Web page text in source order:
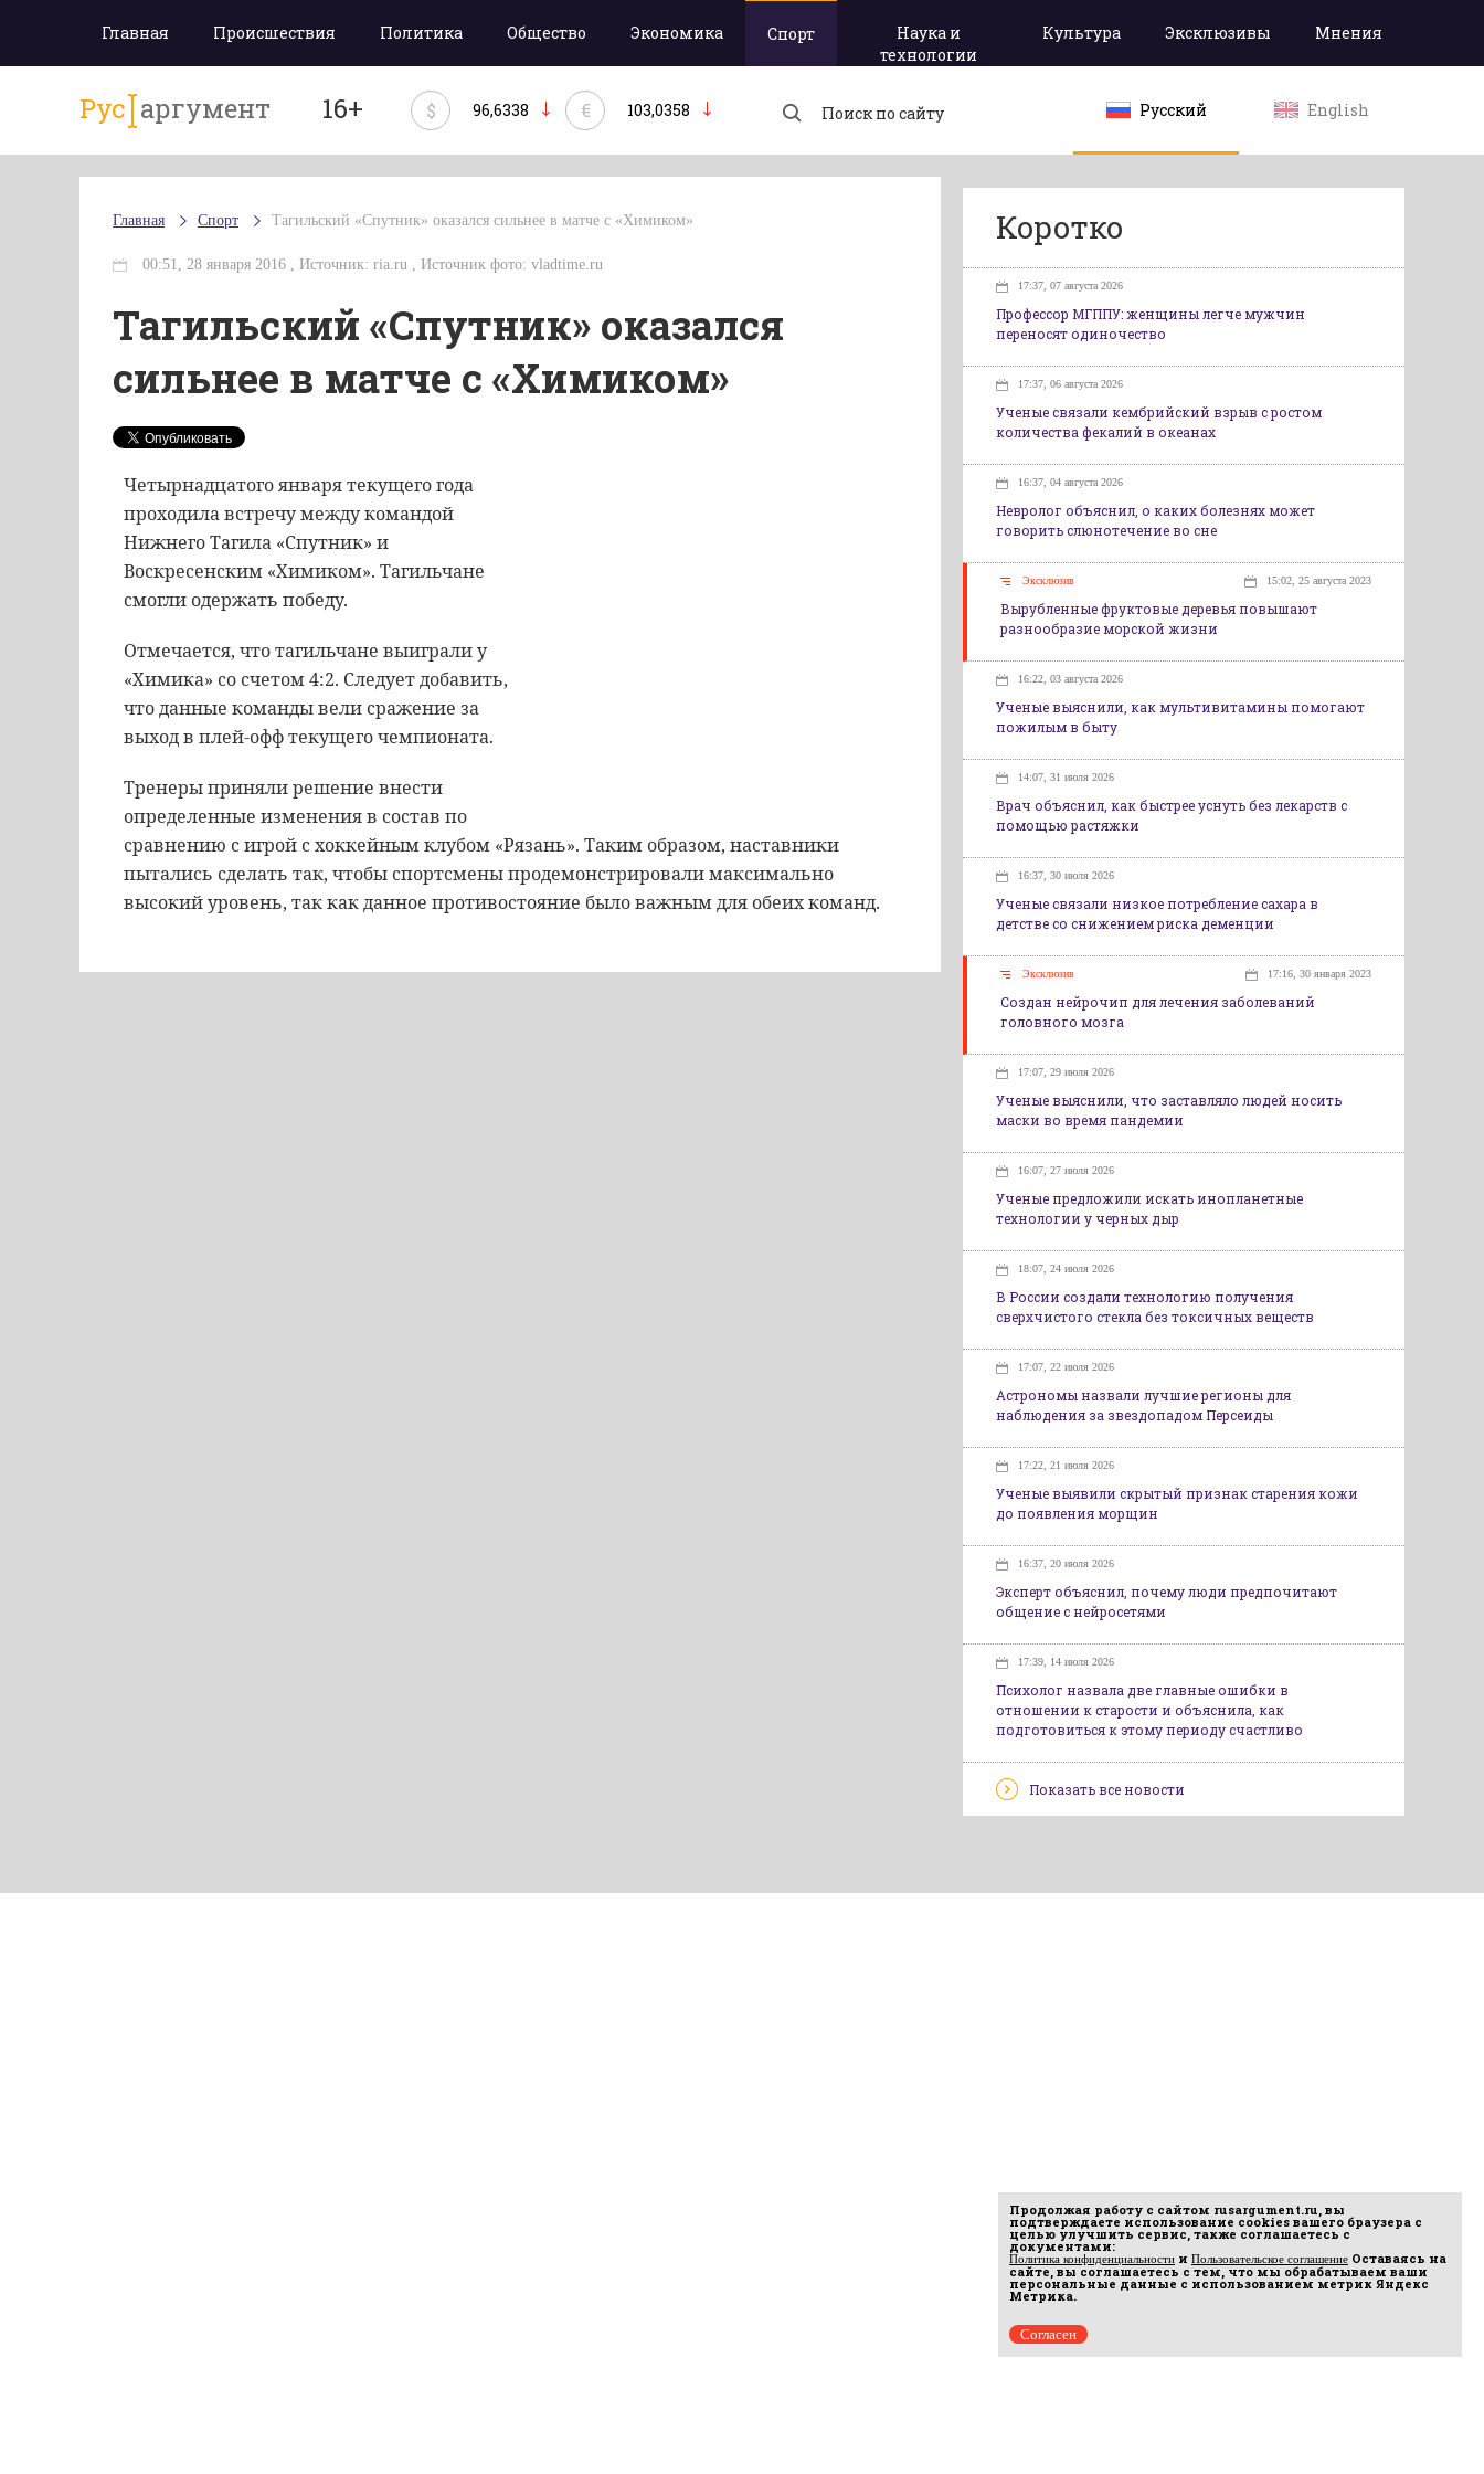
Главная Происшествия Политика Общество Экономика Спорт
Наука и
технологии
Культура Эксклюзивы Мнения
Рус аргумент 16+ $ 96,6338 € 103,0358 Русский English
Главная Спорт Тагильский «Спутник» оказался сильнее в матче с «Химиком»
00:51, 28 января 2016 , Источник: ria.ru , Источник фото: vladtime.ru
Тагильский «Спутник» оказался
сильнее в матче с «Химиком»
Четырнадцатого января текущего года
проходила встречу между командой
Нижнего Тагила «Спутник» и
Воскресенским «Химиком». Тагильчане
смогли одержать победу.
Отмечается, что тагильчане выиграли у
«Химика» со счетом 4:2. Следует добавить,
что данные команды вели сражение за
выход в плей-офф текущего чемпионата.
Тренеры приняли решение внести
определенные изменения в состав по
сравнению с игрой с хоккейным клубом «Рязань». Таким образом, наставники
пытались сделать так, чтобы спортсмены продемонстрировали максимально
высокий уровень, так как данное противостояние было важным для обеих команд.
Коротко
17:37, 07 августа 2026
Профессор МГППУ: женщины легче мужчин
переносят одиночество
17:37, 06 августа 2026
Ученые связали кембрийский взрыв с ростом
количества фекалий в океанах
16:37, 04 августа 2026
Невролог объяснил, о каких болезнях может
говорить слюнотечение во сне
Эксклюзив 15:02, 25 августа 2023
Вырубленные фруктовые деревья повышают
разнообразие морской жизни
16:22, 03 августа 2026
Ученые выяснили, как мультивитамины помогают
пожилым в быту
14:07, 31 июля 2026
Врач объяснил, как быстрее уснуть без лекарств с
помощью растяжки
16:37, 30 июля 2026
Ученые связали низкое потребление сахара в
детстве со снижением риска деменции
Эксклюзив 17:16, 30 января 2023
Создан нейрочип для лечения заболеваний
головного мозга
17:07, 29 июля 2026
Ученые выяснили, что заставляло людей носить
маски во время пандемии
16:07, 27 июля 2026
Ученые предложили искать инопланетные
технологии у черных дыр
18:07, 24 июля 2026
В России создали технологию получения
сверхчистого стекла без токсичных веществ
17:07, 22 июля 2026
Астрономы назвали лучшие регионы для
наблюдения за звездопадом Персеиды
17:22, 21 июля 2026
Ученые выявили скрытый признак старения кожи
до появления морщин
16:37, 20 июля 2026
Эксперт объяснил, почему люди предпочитают
общение с нейросетями
17:39, 14 июля 2026
Психолог назвала две главные ошибки в
отношении к старости и объяснила, как
подготовиться к этому периоду счастливо
Показать все новости
Продолжая работу с сайтом rusargument.ru, вы
подтверждаете использование cookies вашего браузера с
целью улучшить сервис, также соглашаетесь с
документами:
Политика конфиденциальности и Пользовательское соглашение Оставаясь на
сайте, вы соглашаетесь с тем, что мы обрабатываем ваши
персональные данные с использованием метрик Яндекс
Метрика.
Согласен